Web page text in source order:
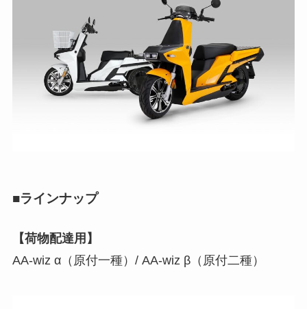
■ラインナップ
【荷物配達用】
AA-wiz α（原付一種）/ AA-wiz β（原付二種）